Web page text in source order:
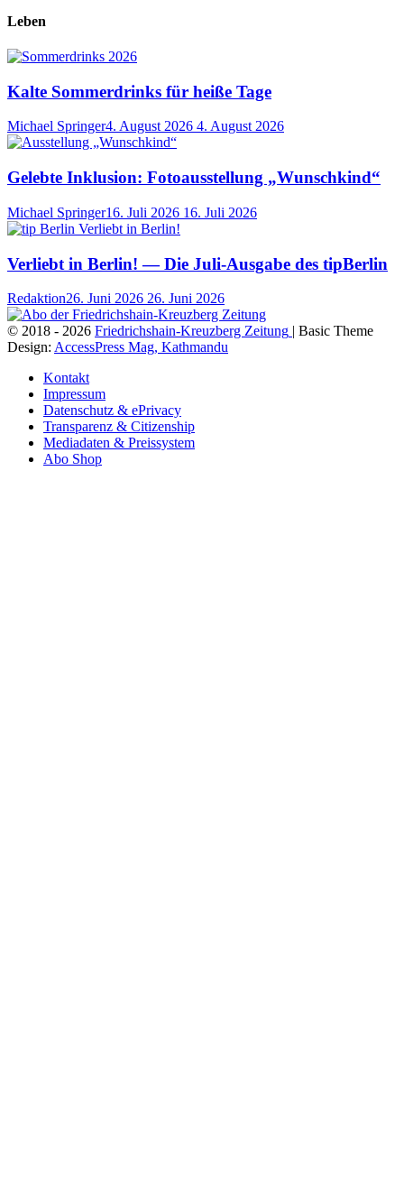
Leben
Kalte Sommerdrinks für heiße Tage
Michael Springer4. August 2026 4. August 2026
Gelebte Inklusion: Fotoausstellung „Wunschkind“
Michael Springer16. Juli 2026 16. Juli 2026
Verliebt in Berlin! — Die Juli-Ausgabe des tipBerlin
Redaktion26. Juni 2026 26. Juni 2026
© 2018 - 2026 Friedrichshain-Kreuzberg Zeitung | Basic Theme
Design: AccessPress Mag, Kathmandu
Kontakt
Impressum
Datenschutz & ePrivacy
Transparenz & Citizenship
Mediadaten & Preissystem
Abo Shop